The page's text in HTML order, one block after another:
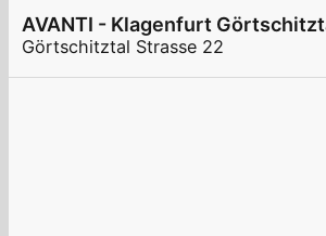
Görtschitztal Strasse 22